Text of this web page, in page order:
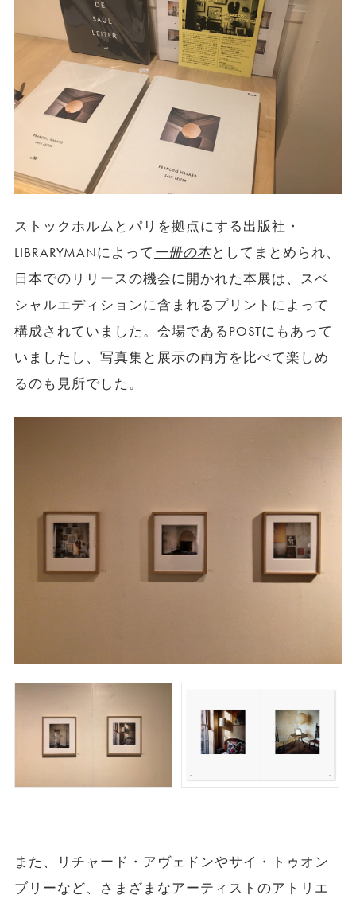
ストックホルムとパリを拠点にする出版社・
LIBRARYMANによって 一冊の本としてまとめられ、
日本でのリリースの機会に開かれた本展は、スペ
シャルエディションに含まれるプリントによって
構成されていました。会場であるPOSTにもあって
いましたし、写真集と展示の両方を比べて楽しめ
るのも見所でした。
また、リチャード・アヴェドンやサイ・トゥオン
ブリーなど、さまざまなアーティストのアトリエ